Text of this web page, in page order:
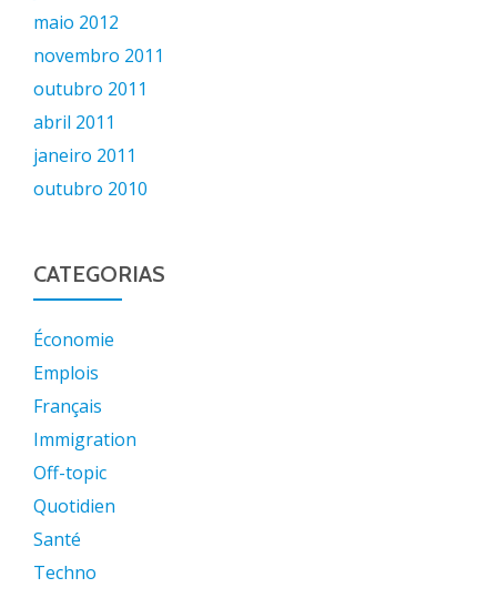
maio 2012
novembro 2011
outubro 2011
abril 2011
janeiro 2011
outubro 2010
CATEGORIAS
Économie
Emplois
Français
Immigration
Off-topic
Quotidien
Santé
Techno